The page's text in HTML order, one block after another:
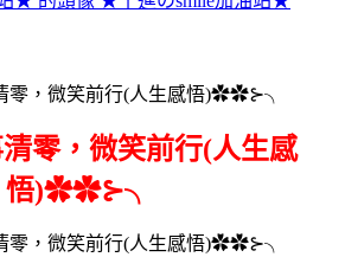
零，微笑前行(人生感
悟)✿✿⊱╮